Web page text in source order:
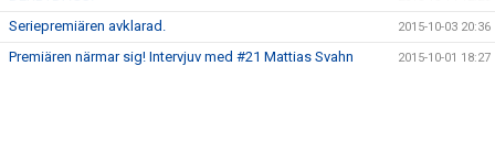
Seriepremiären avklarad. 2015-10-03 20:36
Premiären närmar sig! Intervjuv med #21 Mattias Svahn 2015-10-01 18:27